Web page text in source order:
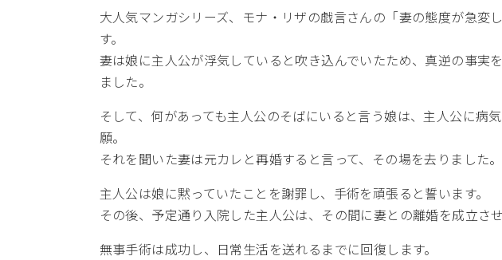
大人気マンガシリーズ、モナ・リザの戯言さんの「妻の態度が急変
す。
妻は娘に主人公が浮気していると吹き込んでいたため、真逆の事実
ました。
そして、何があっても主人公のそばにいると言う娘は、主人公に病
願。
それを聞いた妻は元カレと再婚すると言って、その場を去りました。
主人公は娘に黙っていたことを謝罪し、手術を頑張ると誓います。
その後、予定通り入院した主人公は、その間に妻との離婚を成立させ
無事手術は成功し、日常生活を送れるまでに回復します。